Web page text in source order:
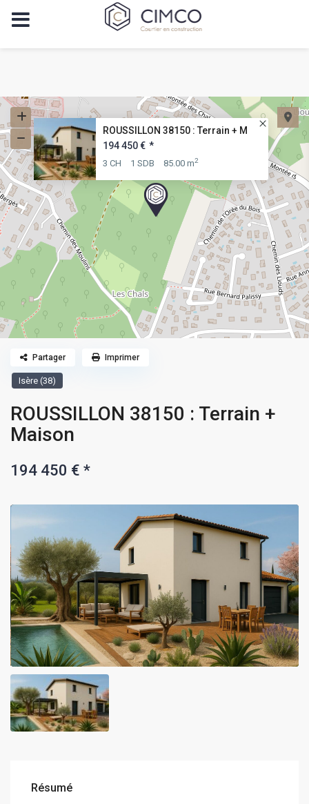
ROUSSILLON 38150 : Terrain + M
194 450 € *
3 CH 1 SDB 85.00 m2
Isère (38)
ROUSSILLON 38150 : Terrain +
Maison
194 450 €*
Partager Imprimer
Résumé